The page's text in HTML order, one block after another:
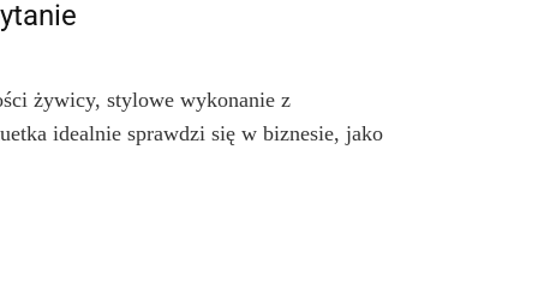
żywicy, stylowe wykonanie z
idealnie sprawdzi się w biznesie, jako